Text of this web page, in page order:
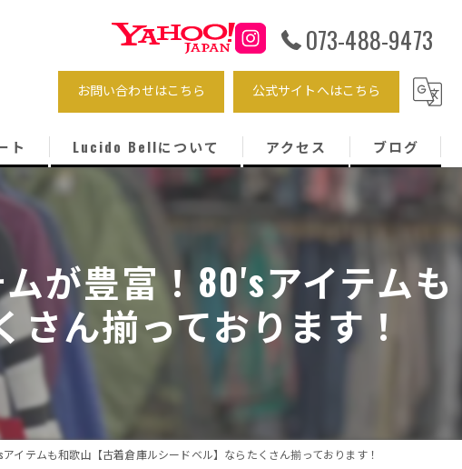
073-488-9473
お問い合わせはこちら 公式サイトへはこちら
ト Lucido Bellについて
トップス
パンツ
アクセス ブログ
が豊富！80'sアイテムも
ん揃っております！
イテムも和歌山【古着倉庫ルシードベル】ならたくさん揃っております！